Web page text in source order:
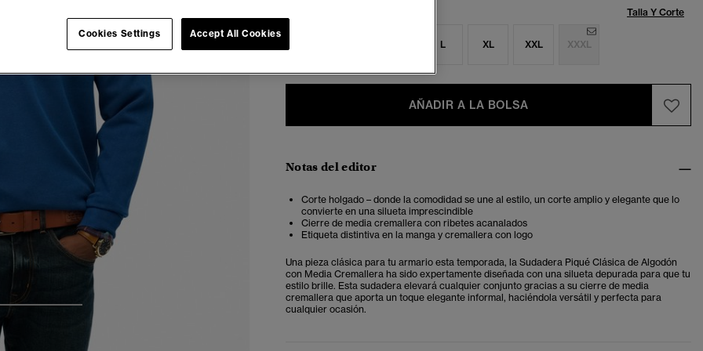
Talla Y Corte
L XL XXL XXXL
AÑADIR A LA BOLSA
Notas del editor
Corte holgado – donde la comodidad se une al estilo, un corte amplio y elegante que lo
convierte en una silueta imprescindible
Cierre de media cremallera con ribetes acanalados
Etiqueta distintiva en la manga y cremallera con logo
Una pieza clásica para tu armario esta temporada, la Sudadera Piqué Clásica de Algodón
con Media Cremallera ha sido expertamente diseñada con una silueta depurada para que tu
estilo brille. Esta sudadera elevará cualquier conjunto gracias a su cierre de media
cremallera que aporta un toque elegante informal, haciéndola versátil y perfecta para
cualquier ocasión.
Accept All Cookies
Cookies Settings